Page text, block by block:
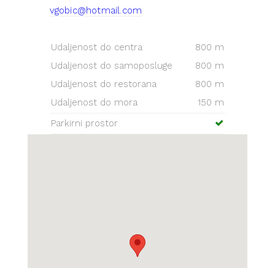
vgobic@hotmail.com
Udaljenost do centra
800 m
Udaljenost do samoposluge
800 m
Udaljenost do restorana
800 m
Udaljenost do mora
150 m
Parkirni prostor